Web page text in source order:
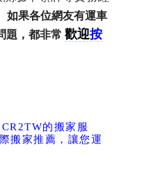
如果各位網友有運車
題，都非常 歡迎按
的搬家服
搬家推薦，讓您運